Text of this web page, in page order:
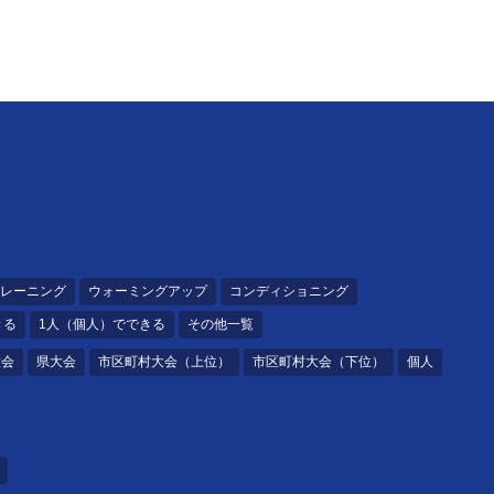
ーニング ウォーミングアップ コンディショニング
る 1人（個人）でできる その他一覧
県大会 市区町村大会（上位） 市区町村大会（下位） 個人